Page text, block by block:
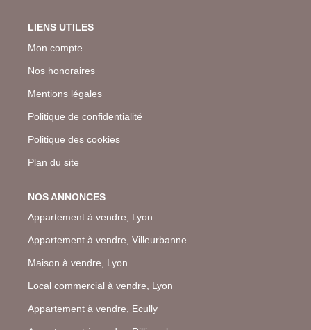
LIENS UTILES
Mon compte
Nos honoraires
Mentions légales
Politique de confidentialité
Politique des cookies
Plan du site
NOS ANNONCES
Appartement à vendre, Lyon
Appartement à vendre, Villeurbanne
Maison à vendre, Lyon
Local commercial à vendre, Lyon
Appartement à vendre, Ecully